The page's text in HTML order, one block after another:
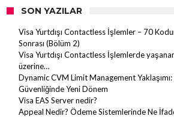
SON YAZILAR
Visa Yurtdışı Contactless İşlemler – 70
Sonrası (Bölüm 2)
Visa Yurtdışı Contactless İşlemlerde
üzerine…
Dynamic CVM Limit Management
Güvenliğinde Yeni Dönem
Visa EAS Server nedir?
Appeal Nedir? Ödeme Sistemlerinde Ne